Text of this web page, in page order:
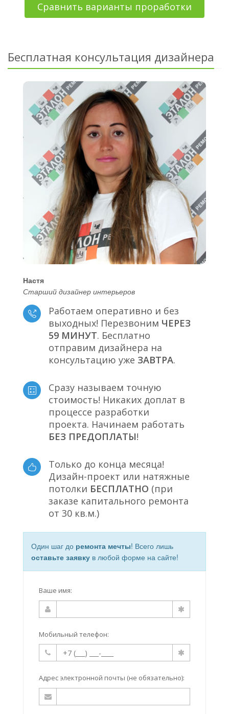
Сравнить варианты проработки
Бесплатная консультация дизайнера
Настя
Старший дизайнер интерьеров
Работаем оперативно и без
выходных! Перезвоним ЧЕРЕЗ
59 МИНУТ. Бесплатно
отправим дизайнера на
консультацию уже ЗАВТРА.
Сразу называем точную
стоимость! Никаких доплат в
процессе разработки
проекта. Начинаем работать
БЕЗ ПРЕДОПЛАТЫ!
Только до конца месяца!
Дизайн-проект или натяжные
потолки БЕСПЛАТНО (при
заказе капитального ремонта
от 30 кв.м.)
Один шаг до ремонта мечты! Всего лишь
оставьте заявку в любой форме на сайте!
Ваше имя:
Мобильный телефон:
Адрес электронной почты (не обязательно):